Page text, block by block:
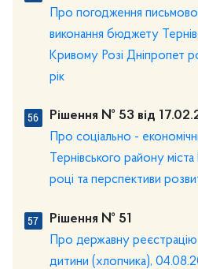
Про погодження
виконання бюджету
Кривому Розі Дніпропет­
рік
Рішення № 53 від
Про соціально -
Тернівського району
році та перспективи
Рішення № 51
Про державну
дитини (хлопчика),